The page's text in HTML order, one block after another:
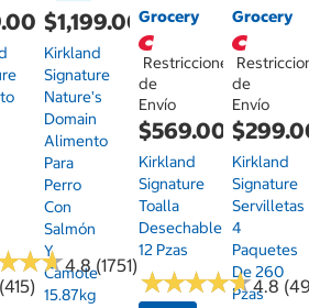
★★
★★4.8 (1751)
$1,199.00
Kirkland
Signature
Nature's
Domain
Alimento
Para
Perro
Con
Salmón
Y
Camote
15.87kg
Grocery
Restricciones
de
Envío
$569.00
Kirkland
Signature
Toalla
Desechable
12 Pzas
★★★★★
★★★★★4.8
Grocery
de
Envío
$299.00
Kirkland
Signature
Servilletas
4
Paquetes
De 260
Pzas